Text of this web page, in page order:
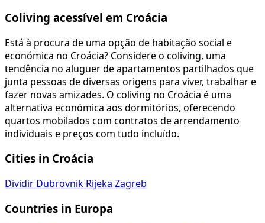
Coliving acessível em Croácia
Está à procura de uma opção de habitação social e
económica no Croácia? Considere o coliving, uma
tendência no aluguer de apartamentos partilhados que
junta pessoas de diversas origens para viver, trabalhar e
fazer novas amizades. O coliving no Croácia é uma
alternativa económica aos dormitórios, oferecendo
quartos mobilados com contratos de arrendamento
individuais e preços com tudo incluído.
Cities in Croácia
Dividir Dubrovnik Rijeka Zagreb
Countries in Europa